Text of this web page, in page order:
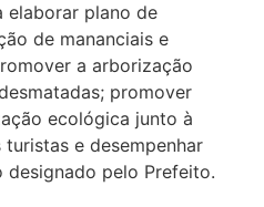
elaborar plano de
de mananciais e
a arborização
promover
ecológica junto à
e desempenhar
pelo Prefeito.